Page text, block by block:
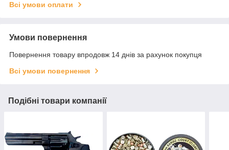
Всі умови оплати
Умови повернення
Повернення товару впродовж 14 днів за рахунок покупця
Всі умови повернення
Подібні товари компанії